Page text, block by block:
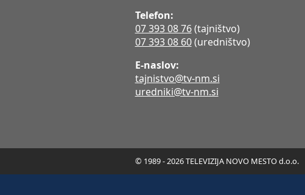
Telefon:
07 393 08 76(tajništvo)
07 393 08 60(uredništvo)
E-naslov:
tajnistvo@tv-nm.si
uredniki@tv-nm.si
© 1989 - 2026 TELEVIZIJA NOVO MESTO d.o.o.